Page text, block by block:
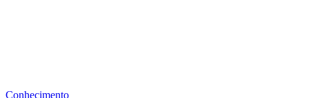
Conhecimento